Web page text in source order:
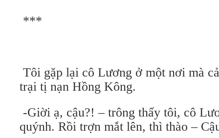
***
Tôi gặp lại cô Lương ở một nơi mà
trại tị nạn Hồng Kông.
-Giời ạ, cậu?! – trông thấy tôi, cô
quýnh. Rồi trợn mắt lên, thì thào –